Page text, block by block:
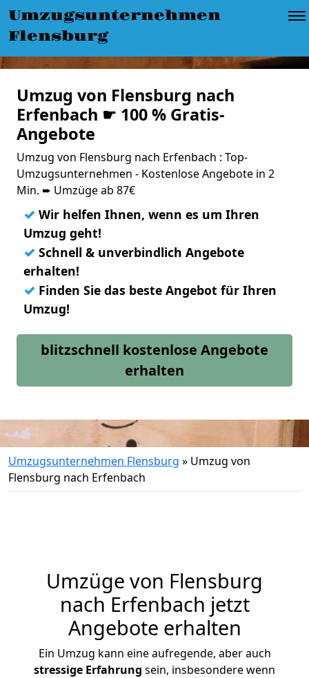
Umzugsunternehmen
Flensburg
Umzug von Flensburg nach
Erfenbach ☛ 100 % Gratis-
Angebote
Umzug von Flensburg nach Erfenbach : Top-
Umzugsunternehmen - Kostenlose Angebote in 2
Min. ➨ Umzüge ab 87€
✓ Wir helfen Ihnen, wenn es um Ihren
Umzug geht!
✓ Schnell & unverbindlich Angebote
erhalten!
✓ Finden Sie das beste Angebot für Ihren
Umzug!
blitzschnell kostenlose Angebote
erhalten
Umzugsunternehmen Flensburg » Umzug von
Flensburg nach Erfenbach
Umzüge von Flensburg
nach Erfenbach jetzt
Angebote erhalten
Ein Umzug kann eine aufregende, aber auch
stressige Erfahrung sein, insbesondere wenn